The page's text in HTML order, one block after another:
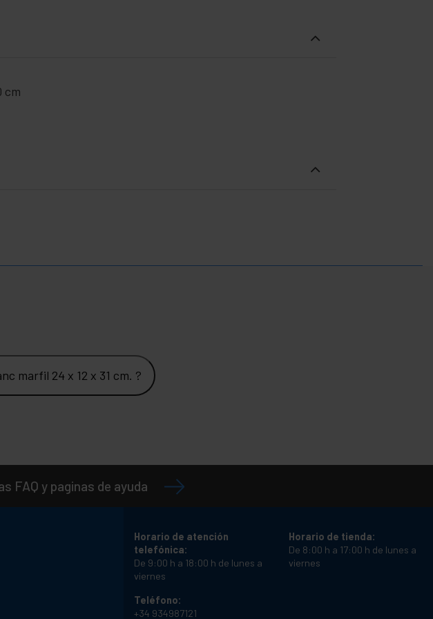
cm
marfil 24 x 12 x 31 cm. ?
FAQ y paginas de ayuda
Horario de atención
telefónica:
De 9:00 h a 18:00 h de lunes a
viernes
Teléfono:
+34 934987121
Horario de tienda:
De 8:00 h a 17:00 h de lunes a
viernes